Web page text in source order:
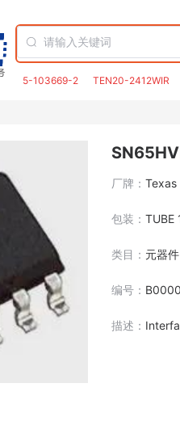
5-103669-2 TEN20-2412WIR
厂牌：
包装： TUBE
类目： 元器
编号：
描述：